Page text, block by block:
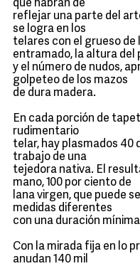
que habrán de
reflejar una parte del
se logra en los
telares con el grueso de
entramado, la altura del
y el número de nudos,
golpeteo de los mazos
de dura madera.
En cada porción de
rudimentario
telar, hay plasmados 40
trabajo de una
tejedora nativa. El
mano, 100 por ciento de
lana virgen, que puede
medidas diferentes
con una duración
Con la mirada fija en lo
anudan 140 mil